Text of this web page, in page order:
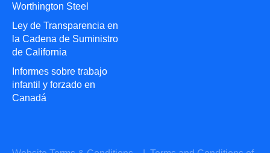
Worthington Steel
Ley de Transparencia en
la Cadena de Suministro
de California
Informes sobre trabajo
infantil y forzado en
Canadá